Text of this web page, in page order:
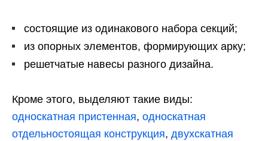
состоящие из одинакового набора секций;
из опорных элементов, формирующих арку;
решетчатые навесы разного дизайна.
Кроме этого, выделяют такие виды:
односкатная пристенная, односкатная
отдельностоящая конструкция, двухскатная